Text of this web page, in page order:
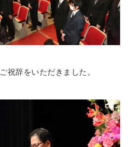
祝辞をいただきました。